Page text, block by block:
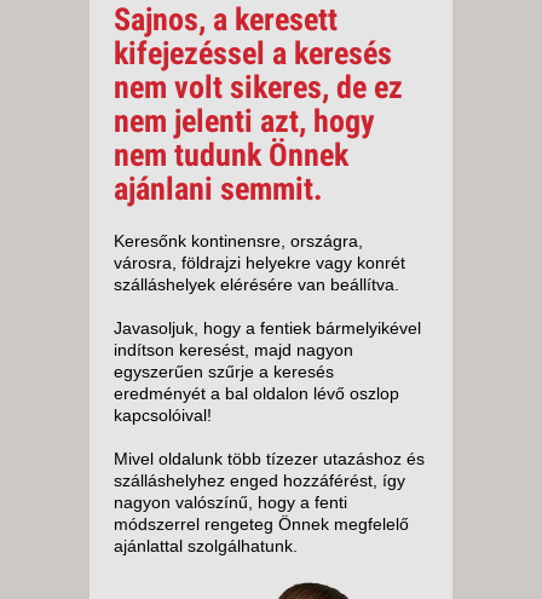
Sajnos, a keresett
kifejezéssel a keresés
nem volt sikeres, de ez
nem jelenti azt, hogy
nem tudunk Önnek
ajánlani semmit.
Keresőnk kontinensre, országra,
városra, földrajzi helyekre vagy konrét
szálláshelyek elérésére van beállítva.
Javasoljuk, hogy a fentiek bármelyikével
indítson keresést, majd nagyon
egyszerűen szűrje a keresés
eredményét a bal oldalon lévő oszlop
kapcsolóival!
Mivel oldalunk több tízezer utazáshoz és
szálláshelyhez enged hozzáférést, így
nagyon valószínű, hogy a fenti
módszerrel rengeteg Önnek megfelelő
ajánlattal szolgálhatunk.